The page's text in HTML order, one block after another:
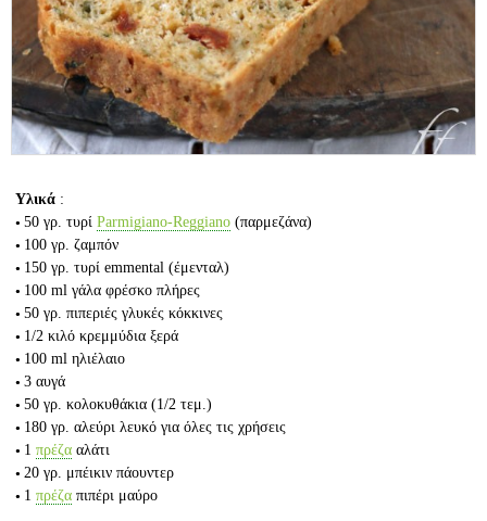
Υλικά :
50 γρ. τυρί Parmigiano-Reggiano (παρμεζάνα)
100 γρ. ζαμπόν
150 γρ. τυρί emmental (έμενταλ)
100 ml γάλα φρέσκο πλήρες
50 γρ. πιπεριές γλυκές κόκκινες
1/2 κιλό κρεμμύδια ξερά
100 ml ηλιέλαιο
3 αυγά
50 γρ. κολοκυθάκια (1/2 τεμ.)
180 γρ. αλεύρι λευκό για όλες τις χρήσεις
1 πρέζα αλάτι
20 γρ. μπέικιν πάουντερ
1 πρέζα πιπέρι μαύρο